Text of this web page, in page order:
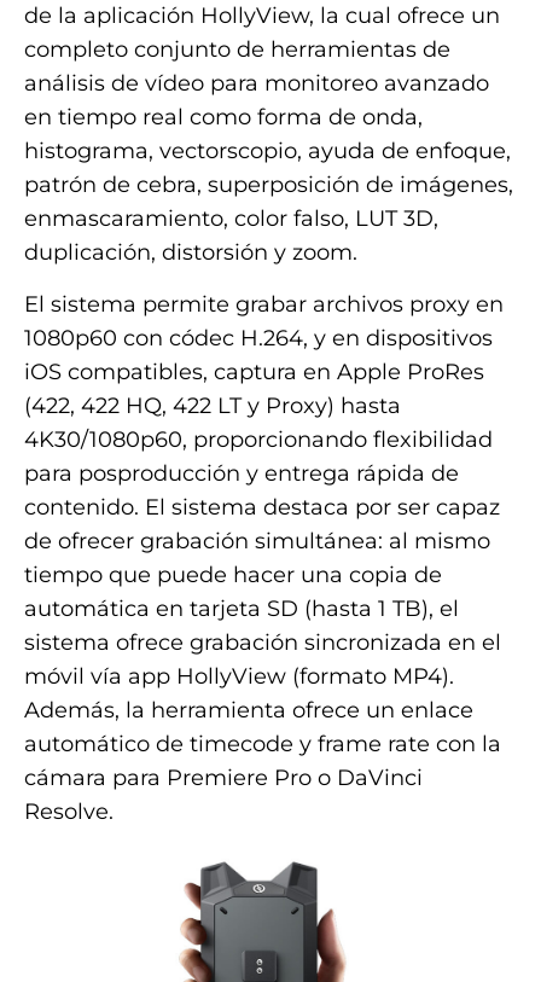
de la aplicación HollyView, la cual ofrece un
completo conjunto de herramientas de
análisis de vídeo para monitoreo avanzado
en tiempo real como forma de onda,
histograma, vectorscopio, ayuda de enfoque,
patrón de cebra, superposición de imágenes,
enmascaramiento, color falso, LUT 3D,
duplicación, distorsión y zoom.
El sistema permite grabar archivos proxy en
1080p60 con códec H.264, y en dispositivos
iOS compatibles, captura en Apple ProRes
(422, 422 HQ, 422 LT y Proxy) hasta
4K30/1080p60, proporcionando flexibilidad
para posproducción y entrega rápida de
contenido. El sistema destaca por ser capaz
de ofrecer grabación simultánea: al mismo
tiempo que puede hacer una copia de
automática en tarjeta SD (hasta 1 TB), el
sistema ofrece grabación sincronizada en el
móvil vía app HollyView (formato MP4).
Además, la herramienta ofrece un enlace
automático de timecode y frame rate con la
cámara para Premiere Pro o DaVinci
Resolve.